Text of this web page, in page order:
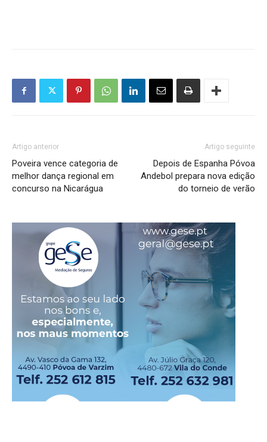
Artigo anterior
Poveira vence categoria de
melhor dança regional em
concurso na Nicarágua
Artigo seguinte
Depois de Espanha Póvoa
Andebol prepara nova edição
do torneio de verão